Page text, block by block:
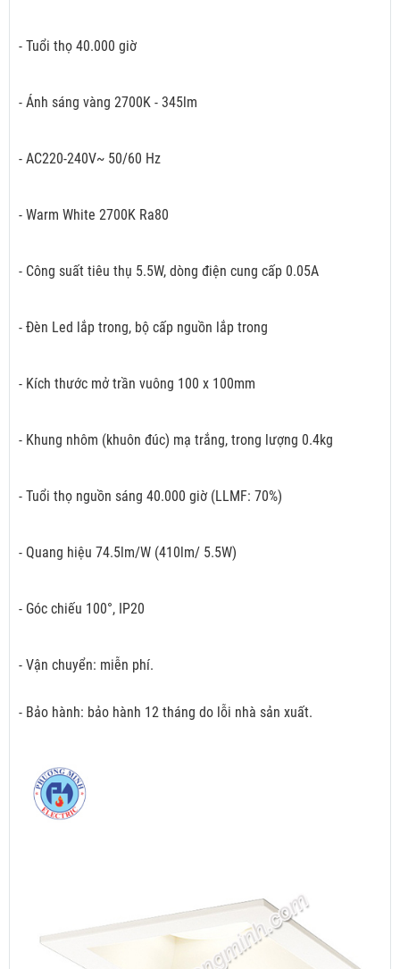
- Tuổi thọ 40.000 giờ
- Ánh sáng vàng 2700K - 345lm
- AC220-240V~ 50/60 Hz
- Warm White 2700K Ra80
- Công suất tiêu thụ 5.5W, dòng điện cung cấp 0.05A
- Đèn Led lắp trong, bộ cấp nguồn lắp trong
- Kích thước mở trần vuông 100 x 100mm
- Khung nhôm (khuôn đúc) mạ trắng, trong lượng 0.4kg
- Tuổi thọ nguồn sáng 40.000 giờ (LLMF: 70%)
- Quang hiệu 74.5lm/W (410lm/ 5.5W)
- Góc chiếu 100°, IP20
- Vận chuyển: miễn phí.
- Bảo hành: bảo hành 12 tháng do lỗi nhà sản xuất.